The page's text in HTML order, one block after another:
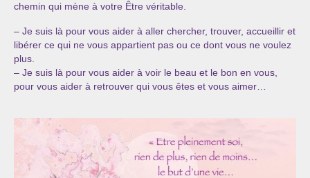
Bertrand Thomas, Psychopraticien
Cursus « Le chemin par la psyché »
Sophro-Méditation tous les lundis soir en visio
Initiation à la sophrologie « offerte »
Témoignages B
chemin qui mène à votre Être véritable.
– Je suis là pour vous aider à aller chercher, trouver, accueillir et
libérer ce qui ne vous appartient pas ou ce dont vous ne voulez
plus.
– Je suis là pour vous aider à voir le beau et le bon en vous,
pour vous aider à retrouver qui vous êtes et vous aimer…